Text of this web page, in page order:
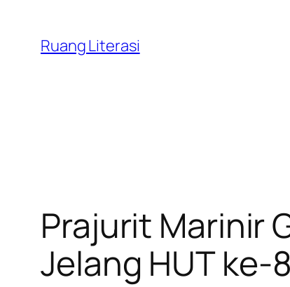
konten
Ruang Literasi
Prajurit Marinir
Jelang HUT ke-